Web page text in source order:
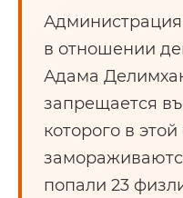
в отношении
Адама
запрещается
которого в этой
попали 23